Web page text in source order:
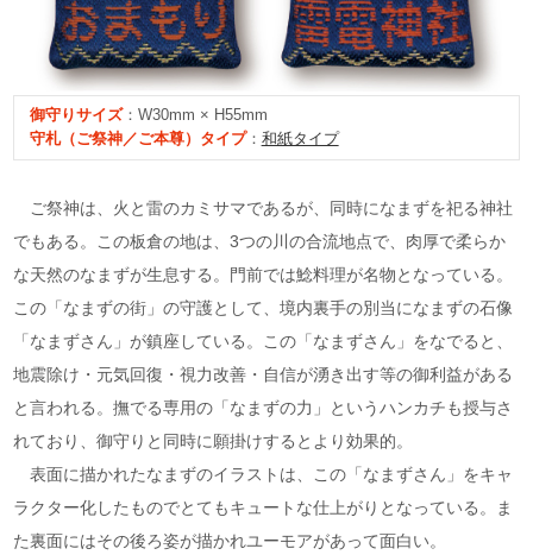
御守りサイズ：W30mm × H55mm
守札（ご祭神／ご本尊）タイプ： 和紙タイプ
ご祭神は、火と雷のカミサマであるが、同時になまずを祀る神社
でもある。この板倉の地は、3つの川の合流地点で、肉厚で柔らか
な天然のなまずが生息する。門前では鯰料理が名物となっている。
この「なまずの街」の守護として、境内裏手の別当になまずの石像
「なまずさん」が鎮座している。この「なまずさん」をなでると、
地震除け・元気回復・視力改善・自信が湧き出す等の御利益がある
と言われる。撫でる専用の「なまずの力」というハンカチも授与さ
れており、御守りと同時に願掛けするとより効果的。
表面に描かれたなまずのイラストは、この「なまずさん」をキャ
ラクター化したものでとてもキュートな仕上がりとなっている。ま
た裏面にはその後ろ姿が描かれユーモアがあって面白い。